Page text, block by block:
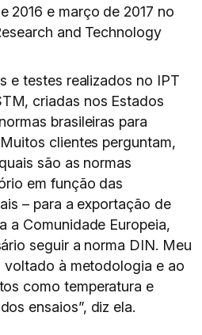
2016 e março de 2017 no
and Technology
e testes realizados no IPT
criadas nos Estados
brasileiras para
clientes perguntam,
são as normas
em função das
– para a exportação de
a Comunidade Europeia,
seguir a norma DIN. Meu
à metodologia e ao
como temperatura e
ensaios”, diz ela.